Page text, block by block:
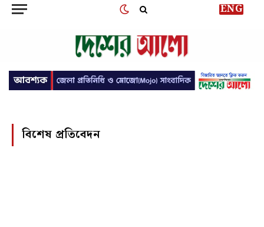
ENG
বিশেষ প্রতিবেদন